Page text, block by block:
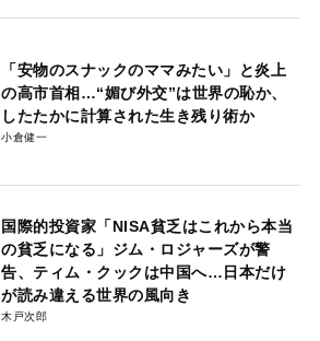
「安物のスナックのママみたい」と炎上
の高市首相…“媚び外交”は世界の恥か、
したたかに計算された生き残り術か
小倉健一
国際的投資家「NISA貧乏はこれから本当
の貧乏になる」ジム・ロジャーズが警
告、ティム・クックは中国へ…日本だけ
が読み違える世界の風向き
木戸次郎